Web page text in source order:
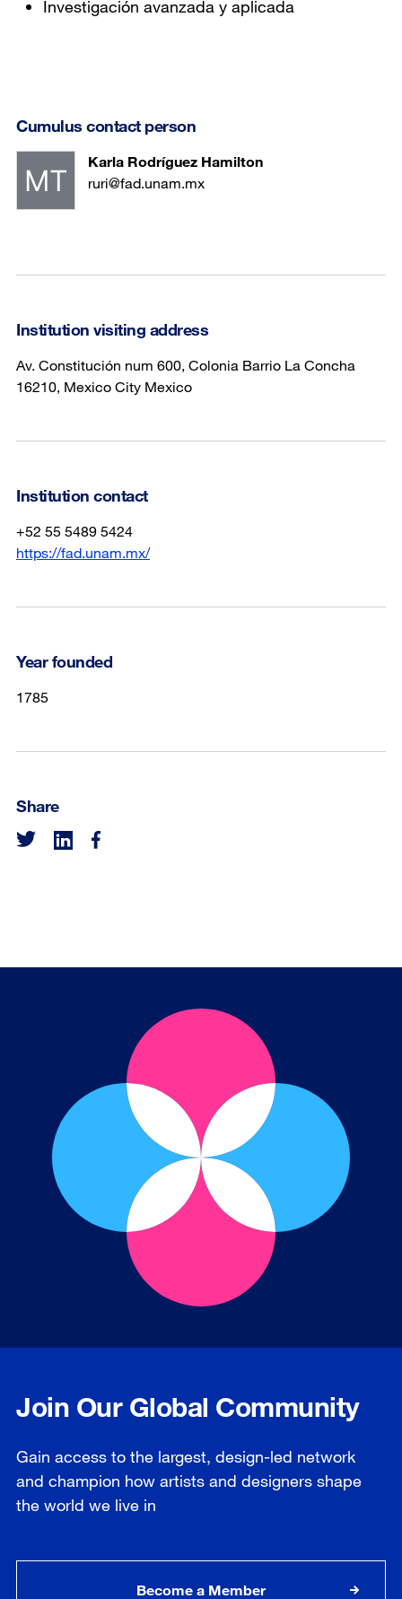
Investigación avanzada y aplicada
Cumulus contact person
Karla Rodríguez Hamilton
ruri@fad.unam.mx
Institution visiting address
Av. Constitución num 600, Colonia Barrio La Concha
16210, Mexico City Mexico
Institution contact
+52 55 5489 5424
https://fad.unam.mx/
Year founded
1785
Share
Join Our Global Community
Gain access to the largest, design-led network
and champion how artists and designers shape
the world we live in
Become a Member